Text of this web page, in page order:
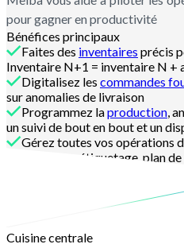
pour gagner en productivité
Bénéfices principaux
Faites des inventaires précis
Inventaire N+1 = inventaire N +
Digitalisez les commandes
sur anomalies de livraison
Programmez laproduction,
un suivi de bout en bout et un
Gérez toutes vos opérations
température, étiquetage, plan
Cuisine centrale